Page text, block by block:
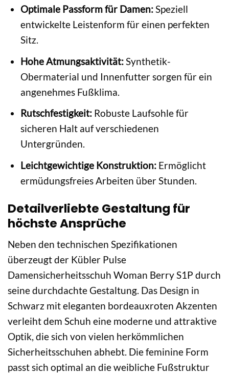
Optimale Passform für Damen:Speziell
entwickelte Leistenform für einen perfekten
Sitz.
Hohe Atmungsaktivität:Synthetik-
Obermaterial und Innenfutter sorgen für ein
angenehmes Fußklima.
Rutschfestigkeit:Robuste Laufsohle für
sicheren Halt auf verschiedenen
Untergründen.
Leichtgewichtige Konstruktion:Ermöglicht
ermüdungsfreies Arbeiten über Stunden.
Detailverliebte Gestaltung für
höchste Ansprüche
Neben den technischen Spezifikationen
überzeugt der Kübler Pulse
Damensicherheitsschuh Woman Berry S1P durch
seine durchdachte Gestaltung. Das Design in
Schwarz mit eleganten bordeauxroten Akzenten
verleiht dem Schuh eine moderne und attraktive
Optik, die sich von vielen herkömmlichen
Sicherheitsschuhen abhebt. Die feminine Form
passt sich optimal an die weibliche Fußstruktur